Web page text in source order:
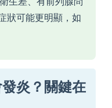
狀可能更明顯，如
炎？關鍵在